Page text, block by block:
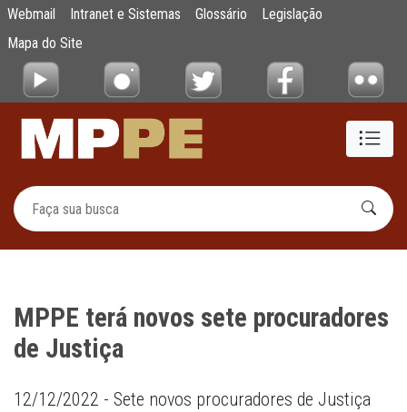
Pular para o Conteúdo principal
MPPE terá novos sete procuradores de
Webmail Intranet e Sistemas Glossário
Legislação
Mapa do Site
MPPE terá novos sete procuradores
de Justiça
12/12/2022 - Sete novos procuradores de Justiça